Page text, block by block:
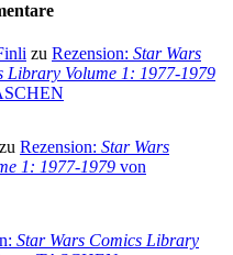
zu Rezension: Star Wars
Library Volume 1: 1977-1979
zu Rezension: Star Wars
1: 1977-1979 von
Star Wars Comics Library